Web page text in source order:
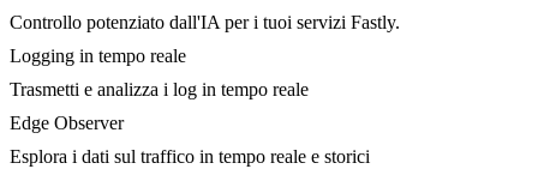
Controllo potenziato dall'IA per i tuoi servizi Fastly.
Logging in tempo reale
Trasmetti e analizza i log in tempo reale
Edge Observer
Esplora i dati sul traffico in tempo reale e storici